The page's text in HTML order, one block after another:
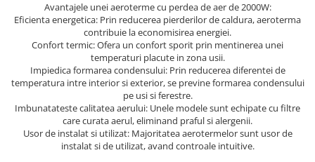
Suport motocicleta
Tunuri de caldura si aeroteme
Utilaje constructie
Avantajele unei aeroterme cu perdea de aer de 2000W:
Eficienta energetica: Prin reducerea pierderilor de caldura, aeroterma
contribuie la economisirea energiei.
Confort termic: Ofera un confort sporit prin mentinerea unei
temperaturi placute in zona usii.
Impiedica formarea condensului: Prin reducerea diferentei de
temperatura intre interior si exterior, se previne formarea condensului
pe usi si ferestre.
Imbunatateste calitatea aerului: Unele modele sunt echipate cu filtre
care curata aerul, eliminand praful si alergenii.
Usor de instalat si utilizat: Majoritatea aerotermelor sunt usor de
instalat si de utilizat, avand controale intuitive.